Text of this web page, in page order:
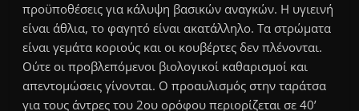
προϋποθέσεις για κάλυψη βασικών αναγκών. Η υγιεινή
είναι άθλια, το φαγητό είναι ακατάλληλο. Tα στρώματα
είναι γεμάτα κοριούς και οι κουβέρτες δεν πλένονται.
Ούτε οι προβλεπόμενοι βιολογικοί καθαρισμοί και
απεντομώσεις γίνονται. Ο προαυλισμός στην ταράτσα
για τους άντρες του 2ου ορόφου περιορίζεται σε 40’